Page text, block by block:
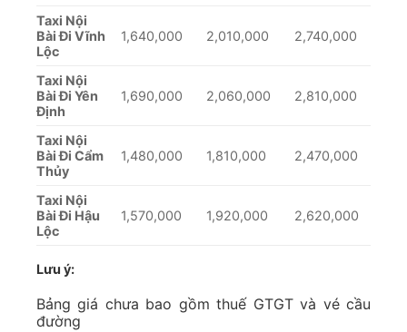
Taxi Nội
Bài Đi Vĩnh
Lộc
1,640,000 2,010,000 2,740,000
Taxi Nội
Bài Đi Yên
Định
1,690,000 2,060,000 2,810,000
Taxi Nội
Bài Đi Cẩm
Thủy
1,480,000 1,810,000 2,470,000
Taxi Nội
Bài Đi Hậu
Lộc
1,570,000 1,920,000 2,620,000
Lưu ý:
Bảng giá chưa bao gồm thuế GTGT và vé cầu
đường